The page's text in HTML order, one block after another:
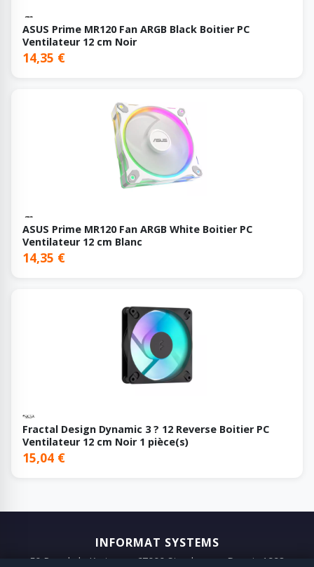
ASUS Prime MR120 Fan ARGB Black Boitier PC
Ventilateur 12 cm Noir
14,35 €
ASUS Prime MR120 Fan ARGB White Boitier PC
Ventilateur 12 cm Blanc
14,35 €
Fractal Design Dynamic 3 ? 12 Reverse Boitier PC
Ventilateur 12 cm Noir 1 pièce(s)
15,04 €
INFORMAT SYSTEMS
50 Rue de la Krutenau, 67000 Strasbourg · Depuis 1993